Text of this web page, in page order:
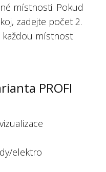
místnosti. Pokud
zadejte počet 2.
místnost
PROFI
elektro